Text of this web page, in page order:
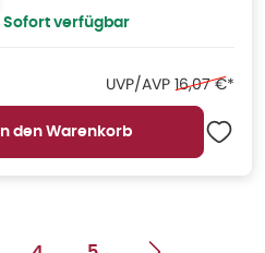
Sofort verfügbar
UVP/AVP Ehemaliger
16,07 €*
In den Warenkorb